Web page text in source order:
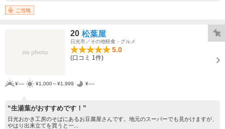
ご当地
20 松葉屋
日光市／その他軽食・グルメ
5.0
(口コミ 1件)
¥---- ¥1,000～¥1,999 ¥----
“生湯葉がおすすめです！”
日光おかき工房のそばにあるお豆腐屋さんです。地元のスーパーでも見かけますが、
やはり出来立てを買うと一...